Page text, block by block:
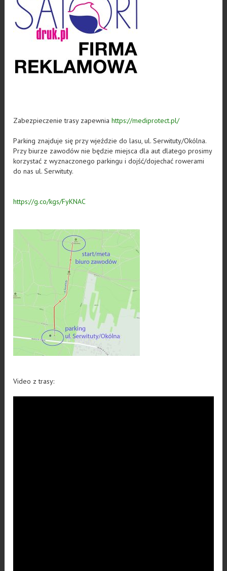
Zabezpieczenie trasy zapewniahttps://mediprotect.pl/
Parking znajduje się przy wjeździe do lasu, ul. Serwituty/Okólna.
Przy biurze zawodów nie będzie miejsca dla aut dlatego prosimy
korzystać z wyznaczonego parkingu i dojść/dojechać rowerami
do nas ul. Serwituty.
https://g.co/kgs/FyKNAC
Video z trasy: